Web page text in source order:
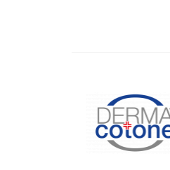
Termosuri pentru alimente